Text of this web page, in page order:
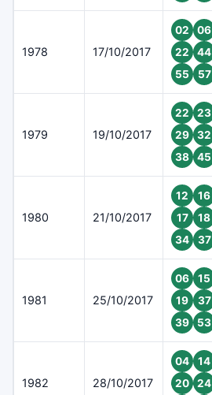
1978 17/10/2017
02
06
22
44
55
57
1979 19/10/2017
22
23
29
32
38
45
1980 21/10/2017
12
16
17
18
34
37
1981 25/10/2017
06
15
19
37
39
53
1982 28/10/2017
04
14
20
24